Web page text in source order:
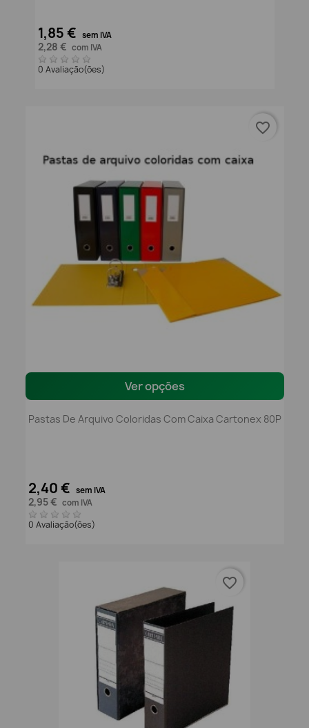
1,85 € sem IVA
2,28 € com IVA
0 Avaliação(ões)
Ver opções
Pastas De Arquivo Coloridas Com Caixa Cartonex 80P
2,40 € sem IVA
2,95 € com IVA
0 Avaliação(ões)
favorite_border
favorite_border